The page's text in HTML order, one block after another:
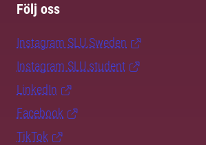
Följ oss
Instagram SLU.Sweden
Instagram SLU.student
LinkedIn
Facebook
TikTok